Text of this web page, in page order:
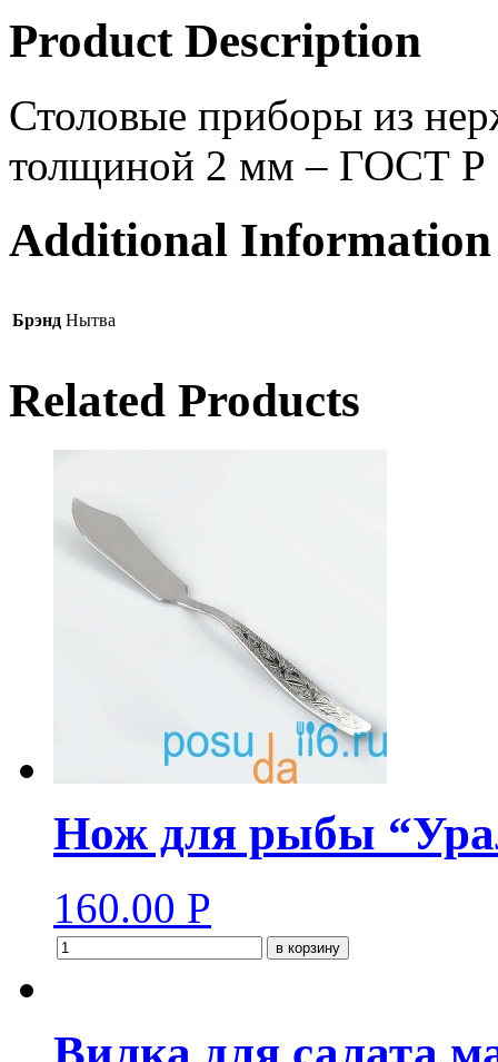
Product Description
Столовые приборы из
толщиной 2 мм – ГОСТ Р
Additional Information
Брэнд Нытва
Related Products
Нож для рыбы
160.00 Р
в корзину